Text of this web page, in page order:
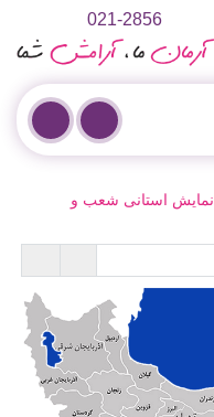
021-2856
نمایش استانی شعب و